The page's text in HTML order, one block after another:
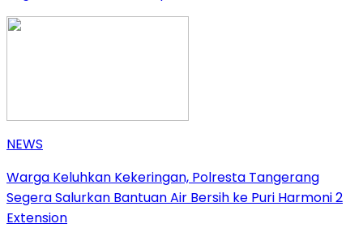
NEWS
Warga Keluhkan Kekeringan, Polresta Tangerang
Segera Salurkan Bantuan Air Bersih ke Puri Harmoni 2
Extension